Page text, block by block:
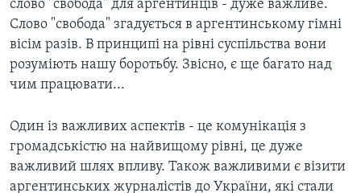
слово "свобода" для аргентинців - дуже важливе.
Слово "свобода" згадується в аргентинському гімні
вісім разів. В принципі на рівні суспільства вони
розуміють нашу боротьбу. Звісно, є ще багато над
чим працювати...
Один із важливих аспектів - це комунікація з
громадськістю на найвищому рівні, це дуже
важливий шлях впливу. Також важливими є візити
аргентинських журналістів до України, які стали